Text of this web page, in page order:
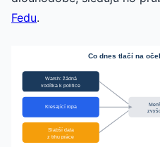
Fedu.
Co dnes tlačí na
Warsh: žádná
vodítka k politice
Klesající ropa
Slabší data
z trhu práce